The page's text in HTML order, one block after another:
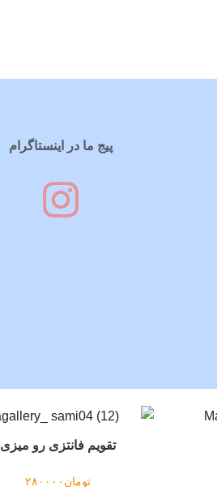
پیج ما در اینستاگرام
تقویم فانتزی رو میزی
تومان ۲۸۰۰۰۰